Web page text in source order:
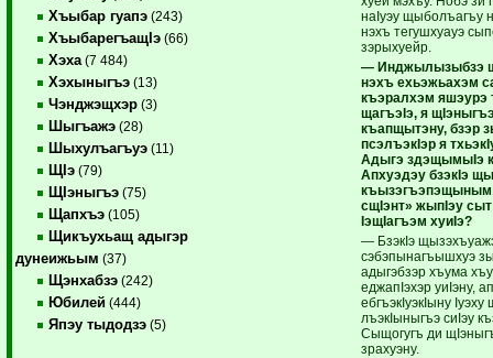
Хъыбар гуапэ (243)
ХъыбарегъащIэ (66)
Хэха (7 484)
Хэхыныгъэ (13)
Чэнджэщхэр (3)
Шыгъажэ (28)
Шыхулъагъуэ (11)
ЩIэ (79)
ЩIэныгъэ (75)
Щапхъэ (105)
Щикъухьащ адыгэр
дунеижьым (37)
Щэнхабзэ (242)
Юбилей (444)
Япэу тыдодзэ (5)
наIуэу щыболъагъу
нэхъ тегушхуауэ
зэрыхуейр.
— Инджылызыбзэ
нэхъ ехьэжьахэм
къэралхэм яшэурэ
щагъэIэ, я
къапщытэну, бзэр
псэлъэкIэр я
Адыгэ здэщымыIэ
Апхуэдэу бзэкIэ
сщIэнт» жыпIэу
IэщIагъэм хуиIэ?
— БзэкIэ
сэбэпынагъышхуэ
адыгэбзэр хъума
еджапIэхэр уиIэну,
ебгъэкIуэкIыну Iуэху
лъэкIыныгъэ сиIэу
Сыщогугъ ди
зрахуэну.